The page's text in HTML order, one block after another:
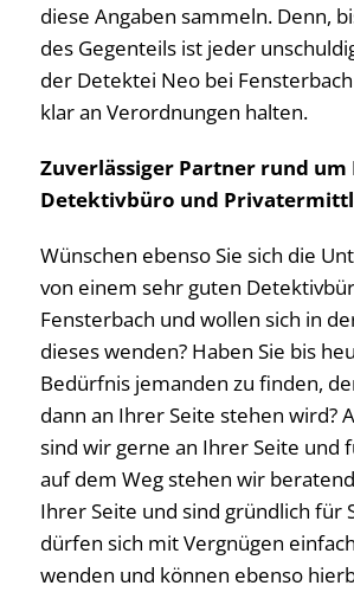
diese Angaben sammeln. Denn,
des Gegenteils ist jeder
der Detektei Neo bei
klar an Verordnungen halten.
Zuverlässiger Partner rund
Detektivbüro und
Wünschen ebenso Sie sich die
von einem sehr guten
Fensterbach und wollen sich in
dieses wenden? Haben Sie bis
Bedürfnis jemanden zu finden,
dann an Ihrer Seite stehen wird?
sind wir gerne an Ihrer Seite und
auf dem Weg stehen wir
Ihrer Seite und sind gründlich für
dürfen sich mit Vergnügen
wenden und können ebenso